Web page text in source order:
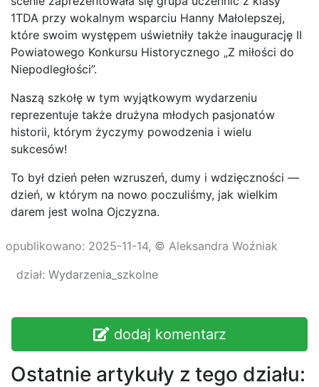
1TDA przy wokalnym wsparciu Hanny Małolepszej,
które swoim występem uświetniły także inaugurację II
Powiatowego Konkursu Historycznego „Z miłości do
Niepodległości”.
Naszą szkołę w tym wyjątkowym wydarzeniu
reprezentuje także drużyna młodych pasjonatów
historii, którym życzymy powodzenia i wielu
sukcesów!
To był dzień pełen wzruszeń, dumy i wdzięczności —
dzień, w którym na nowo poczuliśmy, jak wielkim
darem jest wolna Ojczyzna.
opublikowano: 2025-11-14, © Aleksandra Woźniak
dział: Wydarzenia_szkolne
dodaj komentarz
Ostatnie artykuły z tego działu: